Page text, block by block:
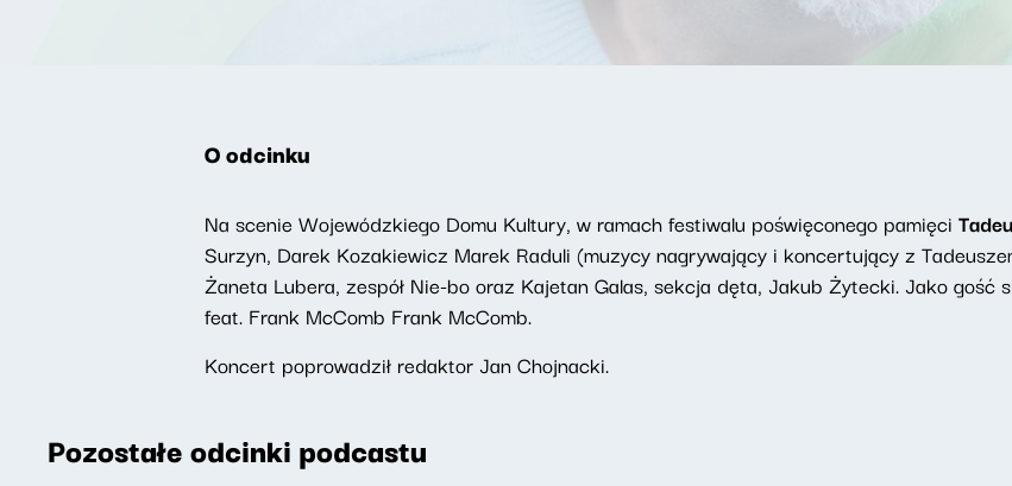
O odcinku
Na scenie Wojewódzkiego Domu Kultury, w ramach festiwalu poświęconego pamięci
Surzyn, Darek Kozakiewicz Marek Raduli (muzycy nagrywający i koncertujący z
Żaneta Lubera, zespół Nie-bo oraz Kajetan Galas, sekcja dęta, Jakub Żytecki. Jako gość
feat. Frank McComb Frank McComb.
Koncert poprowadził redaktor Jan Chojnacki.
Pozostałe odcinki podcastu